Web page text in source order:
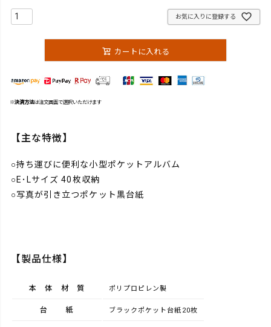
お気に入りに登録する
カートに入れる
※決済方法は注文画面で選択いただけます
【主な特徴】
○持ち運びに便利な小型ポケットアルバム
○E･Lサイズ 40枚収納
○写真が引き立つポケット黒台紙
【製品仕様】
本体材質 ポリプロピレン製
台紙 ブラックポケット台紙20枚